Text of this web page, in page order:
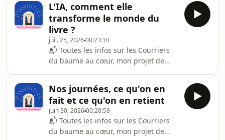
L'IA, comment elle
transforme le monde du
livre ?
juil. 25, 202600:23:10
📬 Toutes les infos sur les Courriers
du baume au cœur, mon projet de
courriers-du-baume-au-cur⁠⁠⁠⁠✉️ ⁠⁠⁠La
transcription de cet épisode est
disponible là :
https://www.patreon.com/posts/164726065-
---La question du jour : Est-ce que
Nos journées, ce qu'on en
fait et ce qu'on en retient
juin 30, 202600:20:58
📬 Toutes les infos sur les Courriers
du baume au cœur, mon projet de